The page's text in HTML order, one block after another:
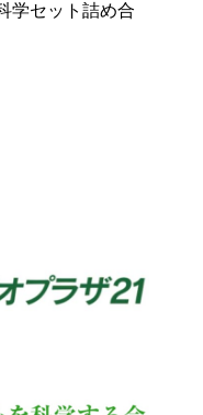
学セット詰め合